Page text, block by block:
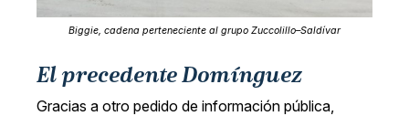
Biggie, cadena perteneciente al grupo Zuccolillo–Saldívar
El precedente Domínguez
Gracias a otro pedido de información pública,